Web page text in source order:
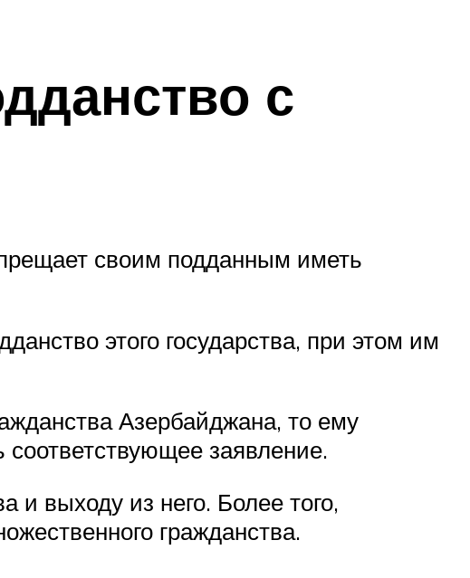
с
своим подданным иметь
этого государства, при этом им
Азербайджана, то ему
соответствующее заявление.
и выходу из него. Более того,
гражданства.